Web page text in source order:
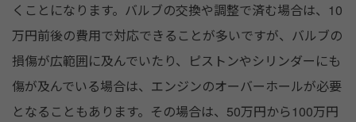
くことになります。バルブの交換や調整で済む場合は、10
万円前後の費用で対応できることが多いですが、バルブの
損傷が広範囲に及んでいたり、ピストンやシリンダーにも
傷が及んでいる場合は、エンジンのオーバーホールが必要
となることもあります。その場合は、50万円から100万円